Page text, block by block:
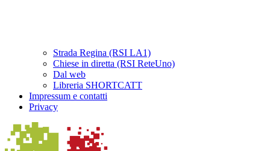
Strada Regina (RSI LA1)
Chiese in diretta (RSI ReteUno)
Dal web
Libreria SHORTCATT
Impressum e contatti
Privacy